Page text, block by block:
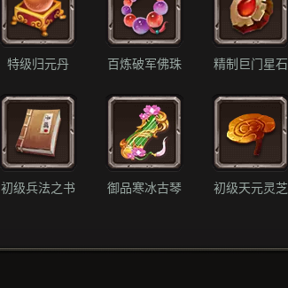
特级归元丹 百炼破军佛珠 精制巨门星石
初级兵法之书 御品寒冰古琴 初级天元灵芝